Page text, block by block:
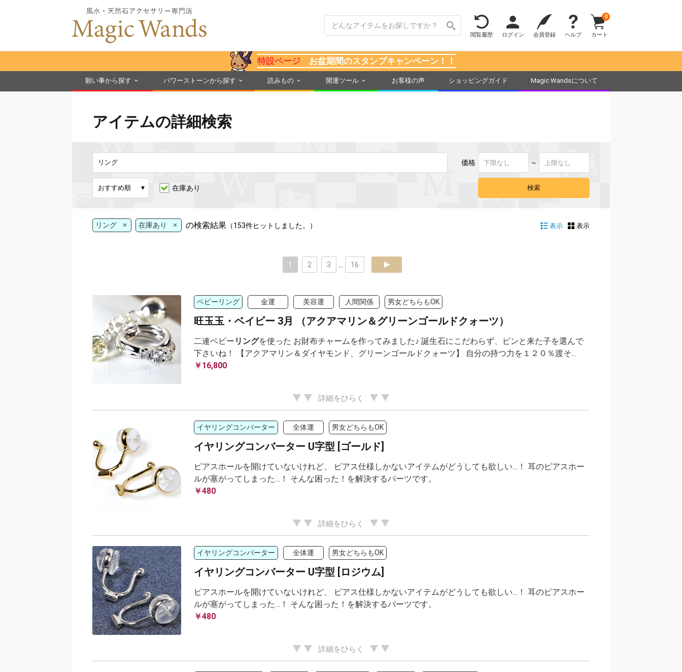
閲覧履歴 ログイン 会員登録 ヘルプ カート
0
特設ページ お盆期間のスタンプキャンペーン！！
願い事から探す パワーストーンから探す 読みもの 開運ツール お客様の声 ショッピングガイド Magic Wandsについて
アイテムの詳細検索
価格 ～
在庫あり
リング × 在庫あり × の検索結果 （153件ヒットしました。） 表示 表示
1 2 3 16 next
ベビーリング 金運 美容運 人間関係 男女どちらもOK
旺玉玉・ベイビー 3月 （アクアマリン＆グリーンゴールドクォーツ）
二連ベビー リングを使った お財布チャームを作ってみました♪ 誕生石にこだわらず、ピンと来た子を選んで
下さいね！ 【アクアマリン＆ダイヤモンド、グリーンゴールドクォーツ】 自分の持つ力を１２０％渡そ...
￥16,800
詳細をひらく
イヤリングコンバーター 全体運 男女どちらもOK
イヤリングコンバーター U字型 [ゴールド]
ピアスホールを開けていないけれど、 ピアス仕様しかないアイテムがどうしても欲しい…！ 耳のピアスホー
ルが塞がってしまった…！ そんな困った！を解決するパーツです。
￥480
詳細をひらく
イヤリングコンバーター 全体運 男女どちらもOK
イヤリングコンバーター U字型 [ロジウム]
ピアスホールを開けていないけれど、 ピアス仕様しかないアイテムがどうしても欲しい…！ 耳のピアスホー
ルが塞がってしまった…！ そんな困った！を解決するパーツです。
￥480
詳細をひらく